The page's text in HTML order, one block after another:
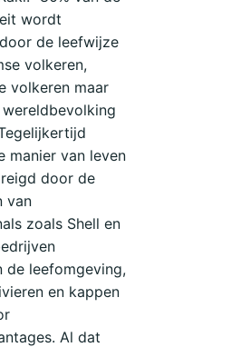
straat
Raki
mee
de
for
en
de
wordt
de leefwijze
volkeren,
volkeren maar
manier van leven
door de
van
zoals Shell en
de leefomgeving,
en kappen
Al dat